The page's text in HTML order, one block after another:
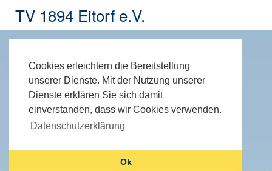
TV 1894 Eitorf e.V.
Cookies erleichtern die Bereitstellung
unserer Dienste. Mit der Nutzung unserer
Dienste erklären Sie sich damit
einverstanden, dass wir Cookies verwenden.
Datenschutzerklärung
Ok